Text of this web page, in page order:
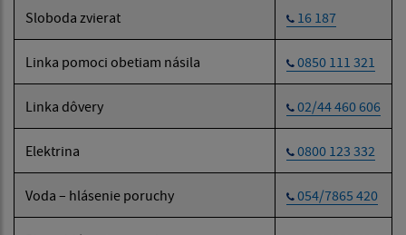
Sloboda zvierat 16 187
Linka pomoci obetiam násila 0850 111 321
Linka dôvery 02/44 460 606
Elektrina 0800 123 332
Voda – hlásenie poruchy 054/7865 420